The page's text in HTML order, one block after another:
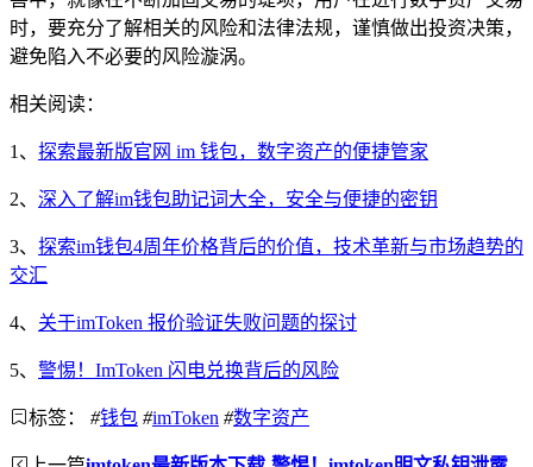
时，要充分了解相关的风险和法律法规，谨慎做出投资决策，
避免陷入不必要的风险漩涡。
相关阅读：
1、 探索最新版官网 im 钱包，数字资产的便捷管家
2、 深入了解im钱包助记词大全，安全与便捷的密钥
3、 探索im钱包4周年价格背后的价值，技术革新与市场趋势的
交汇
4、 关于imToken 报价验证失败问题的探讨
5、 警惕！ImToken 闪电兑换背后的风险
标签： #钱包 #imToken #数字资产